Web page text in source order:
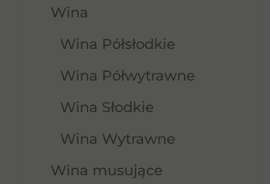
Wina
Wina Półsłodkie
Wina Półwytrawne
Wina Słodkie
Wina Wytrawne
Wina musujące